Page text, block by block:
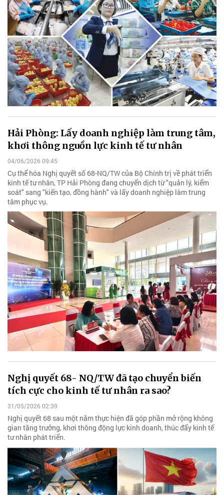
Hải Phòng: Lấy doanh nghiệp làm trung tâm,
khơi thông nguồn lực kinh tế tư nhân
04/06/2026 09:45
Cụ thể hóa Nghị quyết số 68-NQ/TW của Bộ Chính trị về phát triển
kinh tế tư nhân, TP Hải Phòng đang chuyển dịch từ "quản lý, kiểm
soát" sang "kiến tạo, đồng hành" và lấy doanh nghiệp làm trung
tâm phục vụ.
Nghị quyết 68- NQ/TW đã tạo chuyển biến
tích cực cho kinh tế tư nhân ra sao?
31/05/2026 02:39
Nghị quyết 68 sau một năm thực hiện đã góp phần mở rộng không
gian tăng trưởng, khơi thông động lực kinh doanh, thúc đẩy kinh tế
tư nhân phát triển.